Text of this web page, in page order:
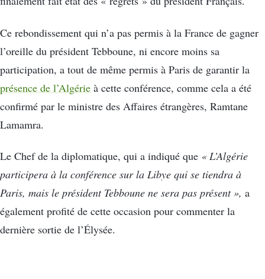
Ce rebondissement qui n’a pas permis à la France de gagner
l’oreille du président Tebboune, ni encore moins sa
participation, a tout de même permis à Paris de garantir la
présence de l’Algérie à cette conférence, comme cela a été
confirmé par le ministre des Affaires étrangères, Ramtane
Lamamra.
Le Chef de la diplomatique, qui a indiqué que « L’Algérie
participera à la conférence sur la Libye qui se tiendra à
Paris, mais le président Tebboune ne sera pas présent », a
également profité de cette occasion pour commenter la
dernière sortie de l’Élysée.